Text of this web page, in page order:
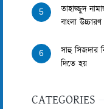
5
তাহাজ্জুদ
বাংলা
6
সাহু সিজদার
দিতে হয়
CATEGORIES